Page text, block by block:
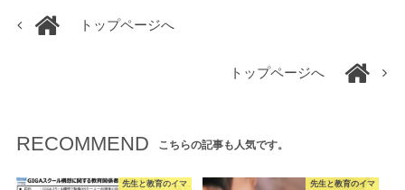
トップページへ
トップページへ
RECOMMEND こちらの記事も人気です。
先生と教育のイマ 先生と教育のイマ